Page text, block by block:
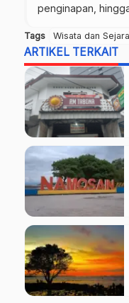
penginapan,
Tags Wisata dan
ARTIKEL TERKAIT